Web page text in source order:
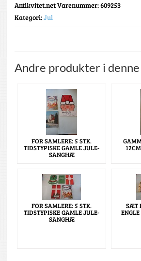
Antikvitet.net Varenummer: 609253
Kategori:Jul
Andre produkter i
FOR SAMLERE: 5 STK.
TIDSTYPISKE GAMLE JULE-
SANGHÆ
FOR SAMLERE: 5 STK.
TIDSTYPISKE GAMLE JULE-
SANGHÆ
SÆT